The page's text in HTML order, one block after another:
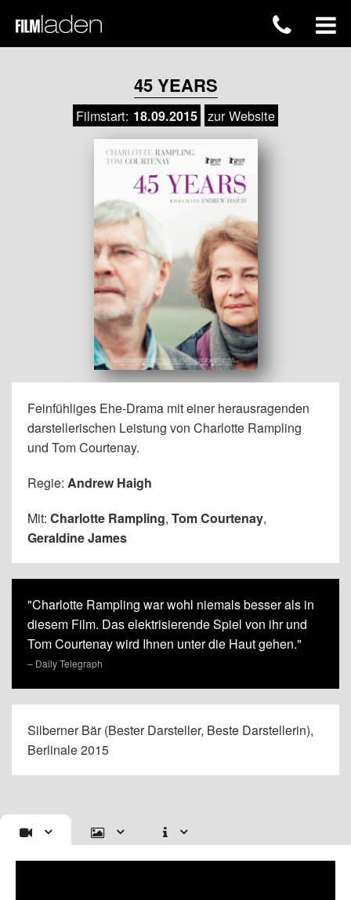
45 YEARS
Filmstart: 18.09.2015 zur Website
Feinfühliges Ehe-Drama mit einer herausragenden
darstellerischen Leistung von Charlotte Rampling
und Tom Courtenay.
Regie: Andrew Haigh
Mit: Charlotte Rampling, Tom Courtenay,
Geraldine James
"Charlotte Rampling war wohl niemals besser als in
diesem Film. Das elektrisierende Spiel von ihr und
Tom Courtenay wird Ihnen unter die Haut gehen."
– Daily Telegraph
Silberner Bär (Bester Darsteller, Beste Darstellerin),
Berlinale 2015